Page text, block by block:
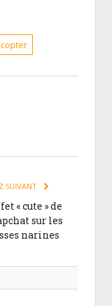
SUIVANT
« cute » de
sur les
narines